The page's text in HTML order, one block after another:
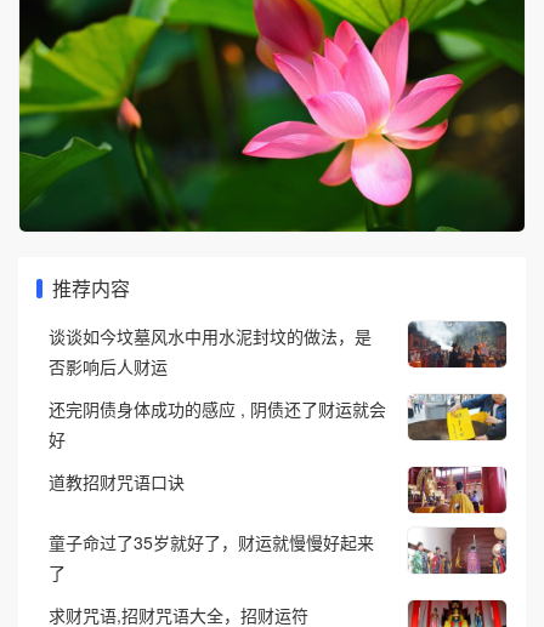
推荐内容
谈谈如今坟墓风水中用水泥封坟的做法，是
否影响后人财运
还完阴债身体成功的感应 , 阴债还了财运就会
好
道教招财咒语口诀
童子命过了35岁就好了，财运就慢慢好起来
了
求财咒语,招财咒语大全，招财运符